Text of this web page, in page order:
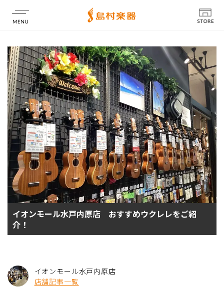
店舗情報
イオンモール水戸内原店 おすすめウクレレをご紹
介！
イオンモール水戸内原店
店舗記事一覧